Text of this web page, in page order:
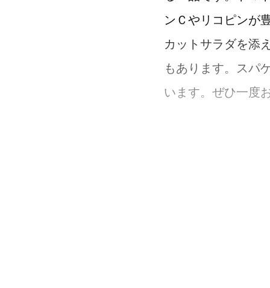
ンＣやリコピンが
カットサラダを添
もあります。スパ
います。ぜひ一度